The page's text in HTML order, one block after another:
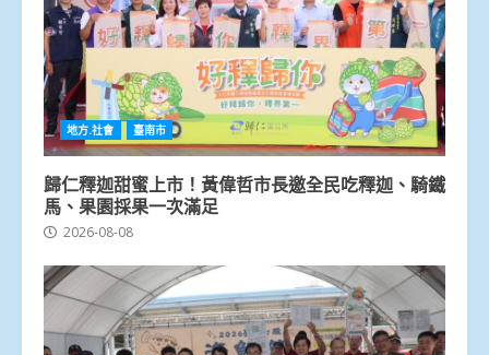
地方.社會 臺南市
歸仁釋迦甜蜜上市！黃偉哲市長邀全民吃釋迦、騎鐵
馬、果園採果一次滿足
2026-08-08